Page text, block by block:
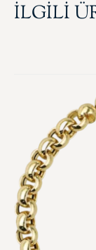
İLGİLİ